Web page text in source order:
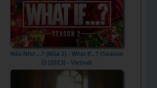
Nếu Như…? (Mùa 2) - What If...? (Season
2) (2023) - Vietsub